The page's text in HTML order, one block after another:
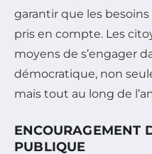
garantir que les
pris en compte. Les
moyens de s’engager
démocratique, non
mais tout au long de
ENCOURAGEMENT
PUBLIQUE